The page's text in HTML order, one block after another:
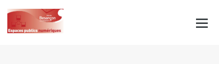
content